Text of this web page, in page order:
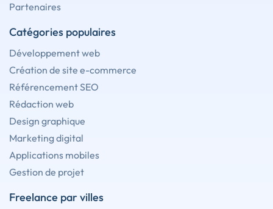
Partenaires
Catégories populaires
Développement web
Création de site e-commerce
Référencement SEO
Rédaction web
Design graphique
Marketing digital
Applications mobiles
Gestion de projet
Freelance par villes